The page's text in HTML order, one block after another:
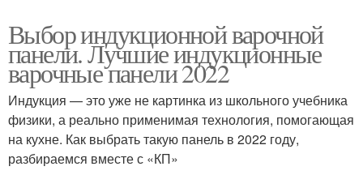
Выбор индукционной варочной
панели. Лучшие индукционные
варочные панели 2022
Индукция — это уже не картинка из школьного учебника
физики, а реально применимая технология, помогающая
на кухне. Как выбрать такую панель в 2022 году,
разбираемся вместе с «КП»